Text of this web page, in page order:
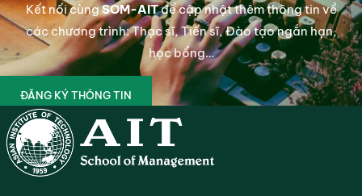
Kết nối cùngSOM-AITđể cập nhật thêm thông tin về
các chương trình: Thạc sĩ, Tiến sĩ, Đào tạo ngắn hạn,
học bổng…
ĐĂNG KÝ THÔNG TIN